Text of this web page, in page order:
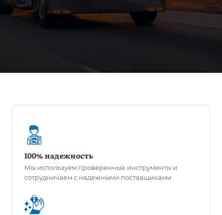
100% надежность
Мы используем проверенные инструменты и
сотрудничаем с надежными поставщиками